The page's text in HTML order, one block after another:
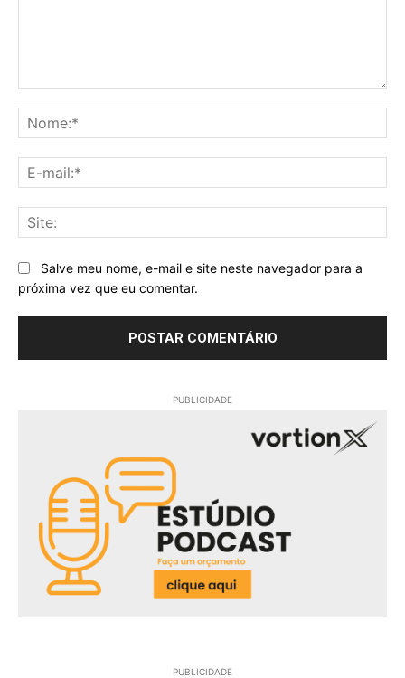
Salve meu nome, e-mail e site neste navegador para a
próxima vez que eu comentar.
PUBLICIDADE
PUBLICIDADE